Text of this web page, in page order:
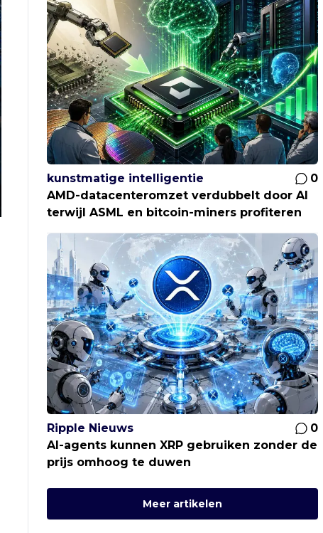
kunstmatige intelligentie
0
AMD-datacenteromzet verdubbelt door AI
terwijl ASML en bitcoin-miners profiteren
Ripple Nieuws
0
AI-agents kunnen XRP gebruiken zonder de
prijs omhoog te duwen
Meer artikelen